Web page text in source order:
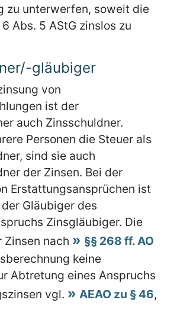
zu unterwerfen, soweit die
Abs. 5 AStG zinslos zu
gläubiger
von
ist der
auch Zinsschuldner.
Personen die Steuer als
sind sie auch
der Zinsen. Bei der
Erstattungsansprüchen ist
Gläubiger des
Zinsgläubiger. Die
nach
§§ 268 ff. AO
keine
Abtretung eines Anspruchs
vgl.
AEAO zu § 46,